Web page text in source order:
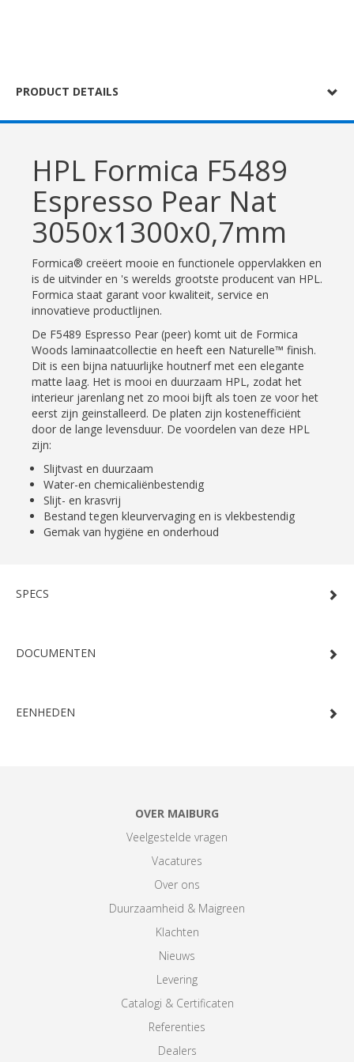
PRODUCT DETAILS
HPL Formica F5489
Espresso Pear Nat
3050x1300x0,7mm
Formica® creëert mooie en functionele oppervlakken en
is de uitvinder en 's werelds grootste producent van HPL.
Formica staat garant voor kwaliteit, service en
innovatieve productlijnen.
De F5489 Espresso Pear (peer) komt uit de Formica
Woods laminaatcollectie en heeft een Naturelle™ finish.
Dit is een bijna natuurlijke houtnerf met een elegante
matte laag. Het is mooi en duurzaam HPL, zodat het
interieur jarenlang net zo mooi bijft als toen ze voor het
eerst zijn geinstalleerd. De platen zijn kostenefficiënt
door de lange levensduur. De voordelen van deze HPL
zijn:
Slijtvast en duurzaam
Water-en chemicaliënbestendig
Slijt- en krasvrij
Bestand tegen kleurvervaging en is vlekbestendig
Gemak van hygiëne en onderhoud
SPECS
DOCUMENTEN
EENHEDEN
OVER MAIBURG
Veelgestelde vragen
Vacatures
Over ons
Duurzaamheid & Maigreen
Klachten
Nieuws
Levering
Catalogi & Certificaten
Referenties
Dealers